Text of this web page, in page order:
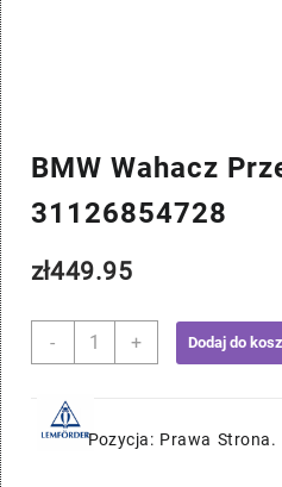
BMW Wahacz
31126854728
zł449.95
-
ilość
Przedni
-
+ Dodaj do
Pozycja: Prawa Strona.